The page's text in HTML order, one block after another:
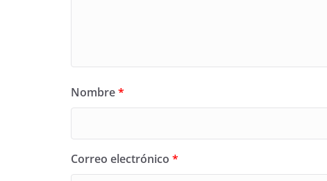
Nombre*
Correo electrónico *